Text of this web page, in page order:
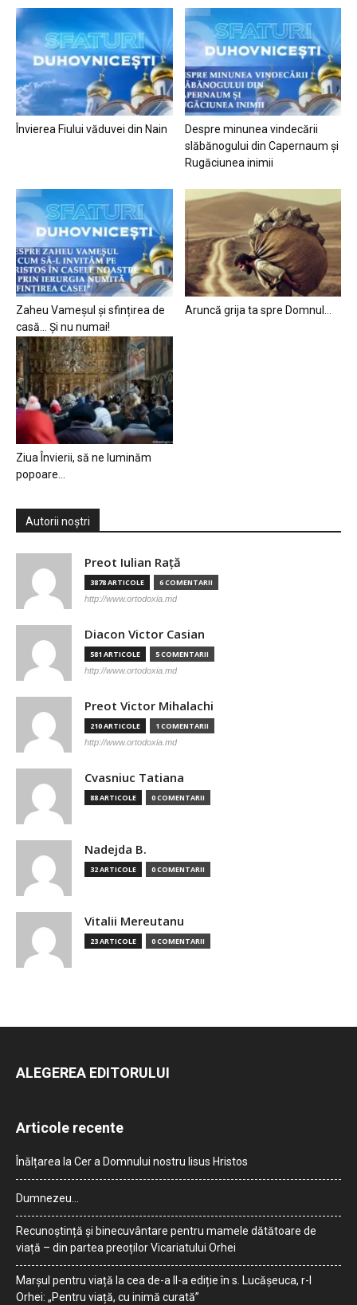
Învierea Fiului văduvei din Nain
Despre minunea vindecării
slăbănogului din Capernaum și
Rugăciunea inimii
Zaheu Vameșul și sfințirea de
casă… Și nu numai!
Aruncă grija ta spre Domnul…
Ziua Învierii, să ne luminăm
popoare…
Autorii noștri
Preot Iulian Raţă
3878 ARTICOLE 6 COMENTARII
http://www.ortodoxia.md
Diacon Victor Casian
581 ARTICOLE 5 COMENTARII
http://www.ortodoxia.md
Preot Victor Mihalachi
210 ARTICOLE 1 COMENTARII
http://www.ortodoxia.md
Cvasniuc Tatiana
88 ARTICOLE 0 COMENTARII
Nadejda B.
32 ARTICOLE 0 COMENTARII
Vitalii Mereutanu
23 ARTICOLE 0 COMENTARII
ALEGEREA EDITORULUI
Articole recente
Înălțarea la Cer a Domnului nostru Iisus Hristos
Dumnezeu…
Recunoștință și binecuvântare pentru mamele dătătoare de
viață – din partea preoților Vicariatului Orhei
Marșul pentru viață la cea de-a II-a ediție în s. Lucășeuca, r-l
Orhei: „Pentru viață, cu inimă curată”